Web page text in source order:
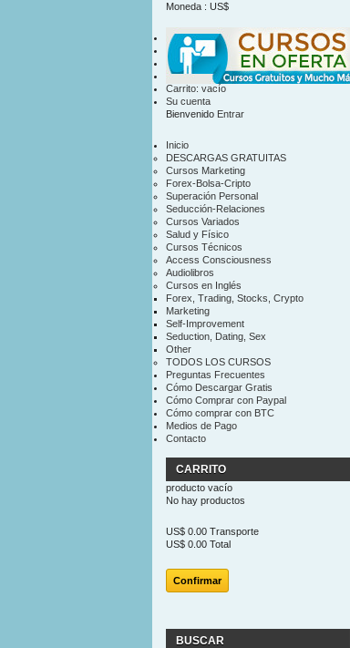
Moneda : US$
US$
contacto
mapa sitio
Carrito: vacío
Su cuenta
Bienvenido Entrar
Inicio
DESCARGAS GRATUITAS
Cursos Marketing
Forex-Bolsa-Cripto
Superación Personal
Seducción-Relaciones
Cursos Variados
Salud y Físico
Cursos Técnicos
Access Consciousness
Audiolibros
Cursos en Inglés
Forex, Trading, Stocks, Crypto
Marketing
Self-Improvement
Seduction, Dating, Sex
Other
TODOS LOS CURSOS
Preguntas Frecuentes
Cómo Descargar Gratis
Cómo Comprar con Paypal
Cómo comprar con BTC
Medios de Pago
Contacto
CARRITO
producto vacío
No hay productos
US$ 0.00 Transporte
US$ 0.00 Total
Confirmar
BUSCAR